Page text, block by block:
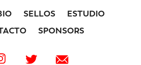
SELLOS
ESTUDIO
SPONSORS